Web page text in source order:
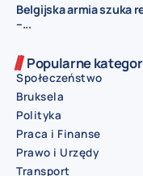
Belgijska armia szuka
–...
Popularne
Społeczeństwo
Bruksela
Polityka
Praca i Finanse
Prawo i Urzędy
Transport